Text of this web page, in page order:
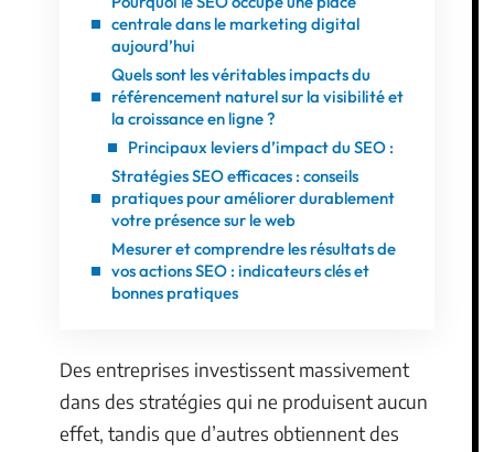
centrale dans le marketing digital
aujourd’hui
Quels sont les véritables impacts du
référencement naturel sur la visibilité et
la croissance en ligne ?
Principaux leviers d’impact du SEO :
Stratégies SEO efficaces : conseils
pratiques pour améliorer durablement
votre présence sur le web
Mesurer et comprendre les résultats de
vos actions SEO : indicateurs clés et
bonnes pratiques
Des entreprises investissent massivement
dans des stratégies qui ne produisent aucun
effet, tandis que d’autres obtiennent des